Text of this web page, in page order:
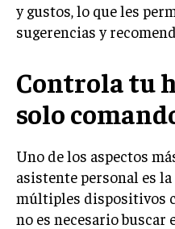
y gustos, lo que les
sugerencias y
Controla tu
solo
Uno de los aspectos
asistente personal es
múltiples dispositivos
no es necesario